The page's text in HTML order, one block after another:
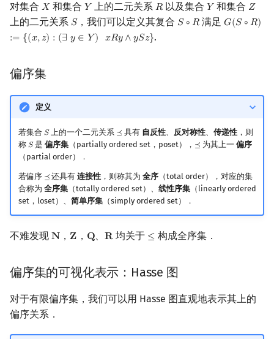
对集合 𝑋
X 和集合 𝑌
Y上的二元关系 𝑅
R以及集合 𝑌
Y 和集合 𝑍
Z
上的二元关系 𝑆
S，我们可以定义其复合 𝑆 ∘𝑅
S∘R 满足𝐺(𝑆 ∘𝑅)
:= {(𝑥,𝑧) : (∃ 𝑦 ∈ 𝑌) 𝑥𝑅𝑦∧𝑦𝑆𝑧}
G(S∘R):=
.
偏序集
定义
若集合 𝑆
S上的一个二元关系 ⪯
⪯ 具有 自反性、 反对称性、 传递性，则
称 𝑆
S是 偏序集（partially ordered set，poset）， ⪯
⪯ 为其上一 偏序
（partial order）．
若偏序 ⪯
⪯ 还具有连接性 ，则称其为全序 （total order），对应的集
合称为 全序集（totally ordered set）、 线性序集（linearly ordered
set，loset）、 简单序集（simply ordered set）．
不难发现 𝐍
N ， 𝐙
Z ， 𝐐
Q 、𝐑
R 均关于 ≤
≤ 构成全序集．
偏序集的可视化表示：Hasse 图
对于有限偏序集，我们可以用 Hasse 图直观地表示其上的
偏序关系．